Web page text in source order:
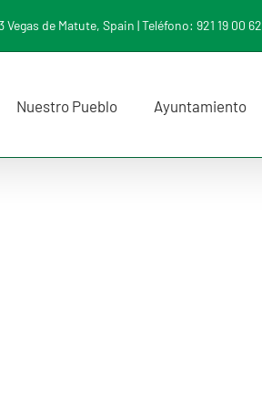
de Matute, Spain | Teléfono: 921 19 00 62
Nuestro Pueblo Ayuntamiento